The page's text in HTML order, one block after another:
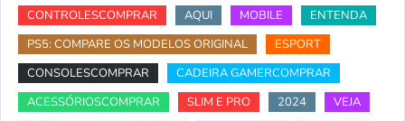
CONTROLESCOMPRAR
AQUI MOBILE
ENTENDA
PS5: COMPARE OS MODELOS ORIGINAL
ESPORT
CONSOLESCOMPRAR
CADEIRA GAMERCOMPRAR
ACESSÓRIOSCOMPRAR
SLIM E PRO 2024
VEJA